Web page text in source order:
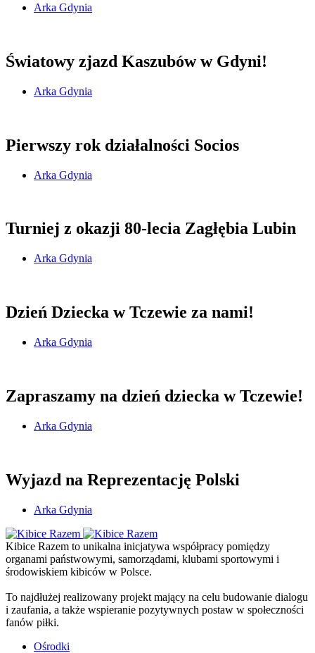
Arka Gdynia
Światowy zjazd Kaszubów w Gdyni!
Arka Gdynia
Pierwszy rok działalności Socios
Arka Gdynia
Turniej z okazji 80-lecia Zagłębia Lubin
Arka Gdynia
Dzień Dziecka w Tczewie za nami!
Arka Gdynia
Zapraszamy na dzień dziecka w Tczewie!
Arka Gdynia
Wyjazd na Reprezentację Polski
Arka Gdynia
Kibice Razem to unikalna inicjatywa współpracy pomiędzy
organami państwowymi, samorządami, klubami sportowymi i
środowiskiem kibiców w Polsce.
To najdłużej realizowany projekt mający na celu budowanie dialogu
i zaufania, a także wspieranie pozytywnych postaw w społeczności
fanów piłki.
Ośrodki